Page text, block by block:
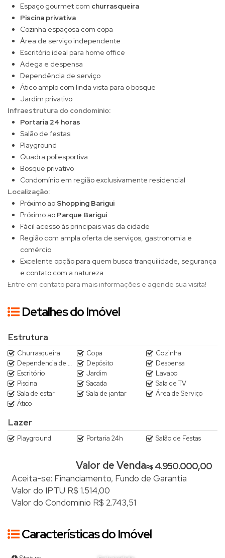
Espaço gourmet com churrasqueira
Piscina privativa
Cozinha espaçosa com copa
Área de serviço independente
Escritório ideal para home office
Adega e despensa
Dependência de serviço
Ático amplo com linda vista para o bosque
Jardim privativo
Infraestrutura do condomínio:
Portaria 24 horas
Salão de festas
Playground
Quadra poliesportiva
Bosque privativo
Condomínio em região exclusivamente residencial
Localização:
Próximo aoShopping Barigui
Próximo ao Parque Barigui
Fácil acesso às principais vias da cidade
Região com ampla oferta de serviços, gastronomia e
comércio
Excelente opção para quem busca tranquilidade, segurança
e contato com a natureza
Entre em contato para mais informações e agende sua visita!
Detalhes do Imóvel
Estrutura
Churrasqueira Copa
Cozinha
Dependencia de empregada
Depósito
Despensa
Escritório
Jardim
Lavabo
Piscina
Sacada
Sala de TV
Sala de estar
Sala de jantar
Área de Serviço
Ático
Lazer
Playground Portaria 24h Salão de Festas
R$ 4.950.000,00
Valor de Venda
Aceita-se: Financiamento, Fundo de Garantia
Valor do IPTU R$ 1.514,00
Valor do Condominio R$ 2.743,51
Características do Imóvel